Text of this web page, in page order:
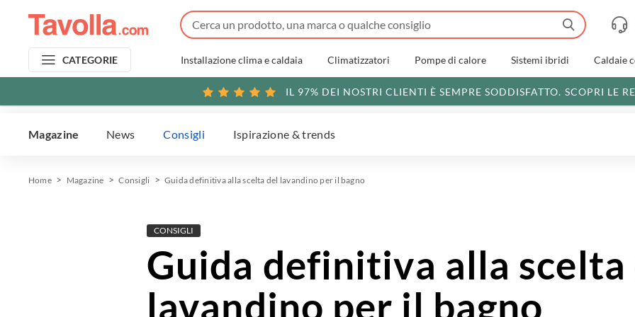
CATEGORIE Installazione clima e caldaia Climatizzatori Pompe di calore Sistemi ibridi Caldaie
IL 97% DEI NOSTRI CLIENTI È SEMPRE SODDISFATTO. SCOPRI LE
Magazine News Consigli Ispirazione & trends
Home Magazine Consigli Guida definitiva alla scelta del lavandino per il bagno
CONSIGLI
Guida definitiva alla scelta
lavandino per il bagno